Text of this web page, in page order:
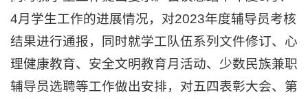
4月学生工作的进展情况，对2023年度辅导员考核
结果进行通报，同时就学工队伍系列文件修订、心
理健康教育、安全文明教育月活动、少数民族兼职
辅导员选聘等工作做出安排，对五四表彰大会、第